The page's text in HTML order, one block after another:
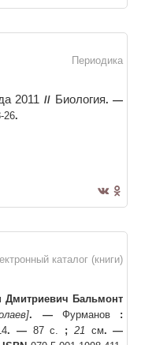
Периодика
2011 // Биология. —
26.
каталог (книги)
Дмитриевич Бальмонт
. —Фурманов :
. —87 с. ; 21 см. —